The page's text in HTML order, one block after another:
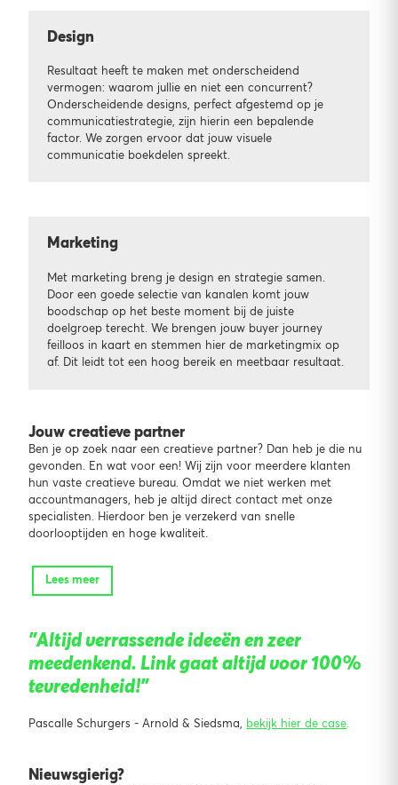
Design
Resultaat heeft te maken met onderscheidend
vermogen: waarom jullie en niet een concurrent?
Onderscheidende designs, perfect afgestemd op je
communicatiestrategie, zijn hierin een bepalende
factor. We zorgen ervoor dat jouw visuele
communicatie boekdelen spreekt.
Marketing
Met marketing breng je design en strategie samen.
Door een goede selectie van kanalen komt jouw
boodschap op het beste moment bij de juiste
doelgroep terecht. We brengen jouw buyer journey
feilloos in kaart en stemmen hier de marketingmix op
af. Dit leidt tot een hoog bereik en meetbaar resultaat.
Jouw creatieve partner
Ben je op zoek naar een creatieve partner? Dan heb je die nu
gevonden. En wat voor een! Wij zijn voor meerdere klanten
hun vaste creatieve bureau. Omdat we niet werken met
accountmanagers, heb je altijd direct contact met onze
specialisten. Hierdoor ben je verzekerd van snelle
doorlooptijden en hoge kwaliteit.
Lees meer
"Altijd verrassende ideeën en zeer
meedenkend. Link gaat altijd voor 100%
tevredenheid!"
Pascalle Schurgers - Arnold & Siedsma, bekijk hier de case.
Nieuwsgierig?